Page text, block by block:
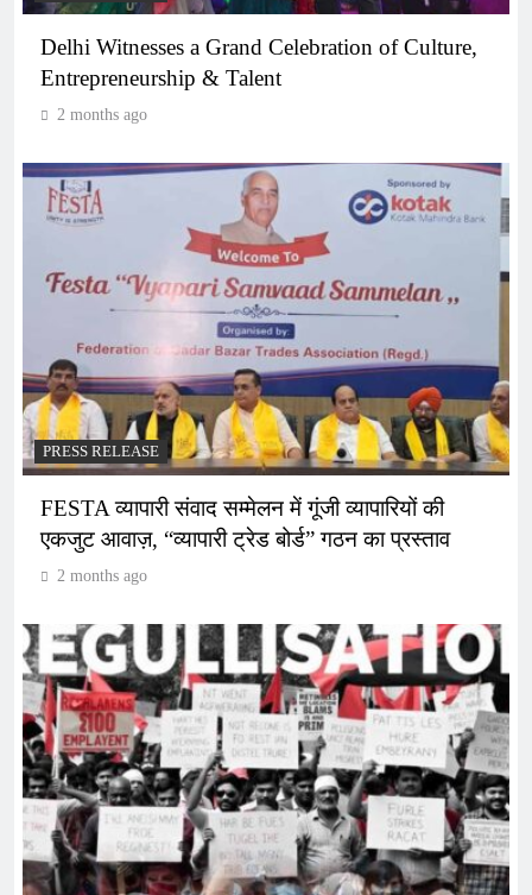
Delhi Witnesses a Grand Celebration of Culture,
Entrepreneurship & Talent
2 months ago
PRESS RELEASE
FESTA व्यापारी संवाद सम्मेलन में गूंजी व्यापारियों की
एकजुट आवाज़, “व्यापारी ट्रेड बोर्ड” गठन का प्रस्ताव
2 months ago